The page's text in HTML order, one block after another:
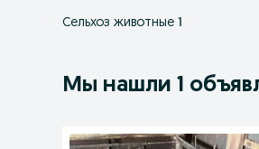
Сельхоз животные 1
Мы нашли 1